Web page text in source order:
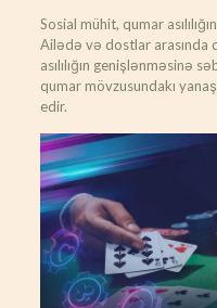
Sosial mühit, qumar
Ailədə və dostlar arasında
asılılığın genişlənməsinə
qumar mövzusundakı
edir.